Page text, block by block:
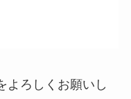
よろしくお願いし